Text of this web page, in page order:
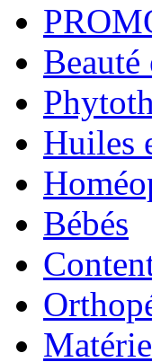
Beauté
Huiles
Bébés